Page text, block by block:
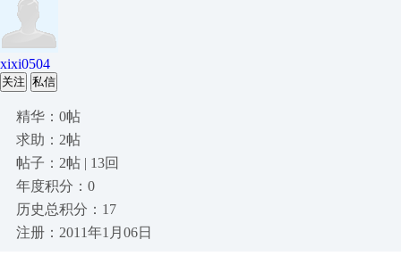
xixi0504
关注 私信
精华：0帖
求助：2帖
帖子：2帖 | 13回
年度积分：0
历史总积分：17
注册：2011年1月06日